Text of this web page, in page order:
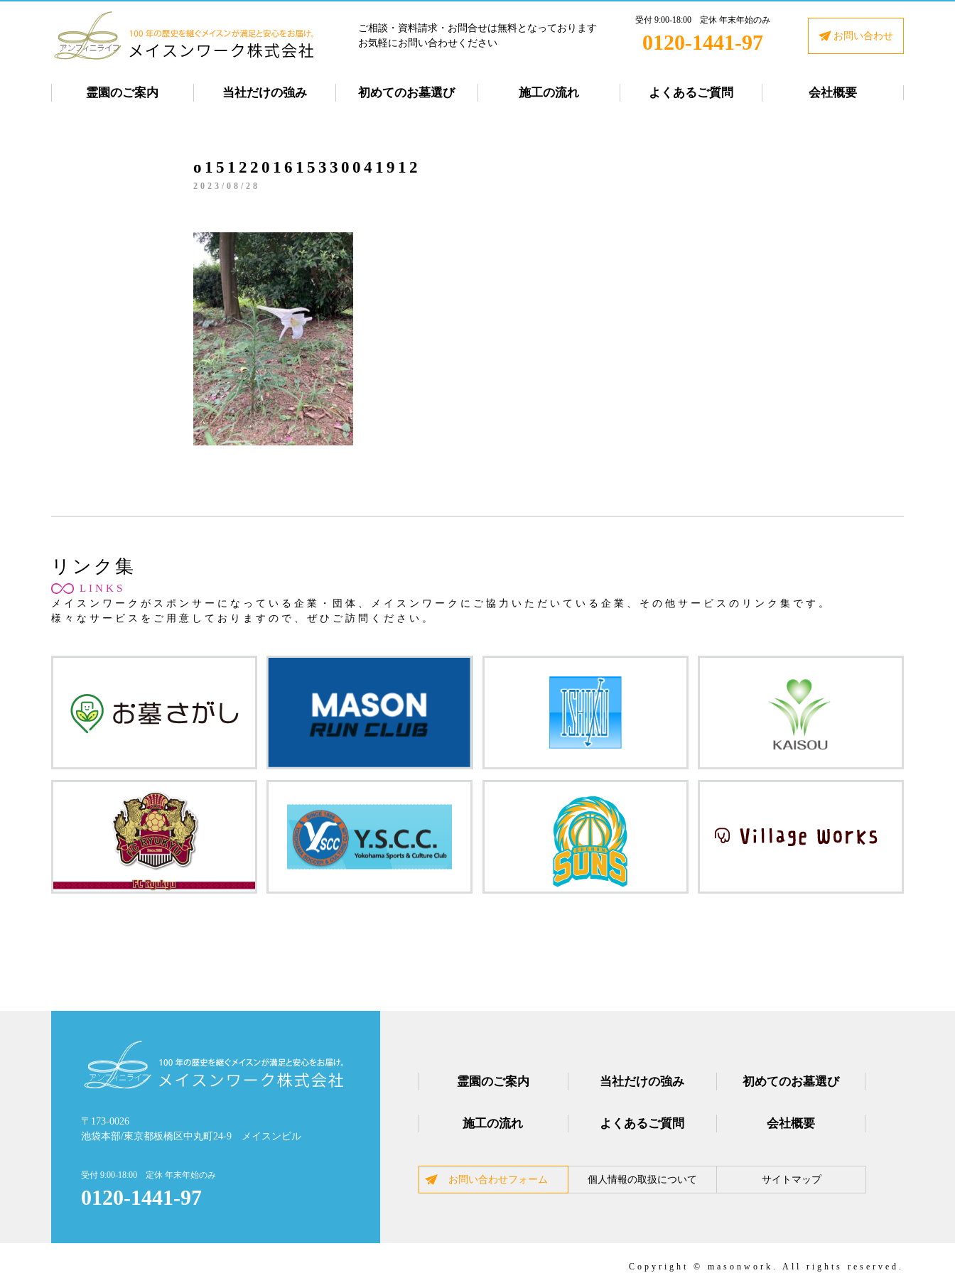
ご相談・資料請求・お問合せは無料となっております
お気軽にお問い合わせください
受付 9:00-18:00 定休 年末年始のみ
0120-1441-97 お問い合わせ
霊園のご案内 当社だけの強み 初めてのお墓選び 施工の流れ よくあるご質問 会社概要
o1512201615330041912
2023/08/28
リンク集
LINKS
メイスンワークがスポンサーになっている企業・団体、メイスンワークにご協力いただいている企業、その他サービスのリンク集です。
様々なサービスをご用意しておりますので、ぜひご訪問ください。
〒173-0026
池袋本部/東京都板橋区中丸町24-9 メイスンビル
受付 9:00-18:00 定休 年末年始のみ
0120-1441-97
霊園のご案内 当社だけの強み 初めてのお墓選び
施工の流れ よくあるご質問 会社概要
お問い合わせフォーム 個人情報の取扱について サイトマップ
Copyright © masonwork. All rights reserved.